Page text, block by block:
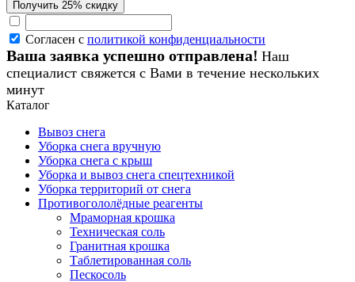
Согласен с политикой конфиденциальности
Ваша заявка успешно отправлена! Наш
специалист свяжется с Вами в течение нескольких
минут
Каталог
Вывоз снега
Уборка снега вручную
Уборка снега с крыш
Уборка и вывоз снега спецтехникой
Уборка территорий от снега
Противогололёдные реагенты
Мраморная крошка
Техническая соль
Гранитная крошка
Таблетированная соль
Пескосоль